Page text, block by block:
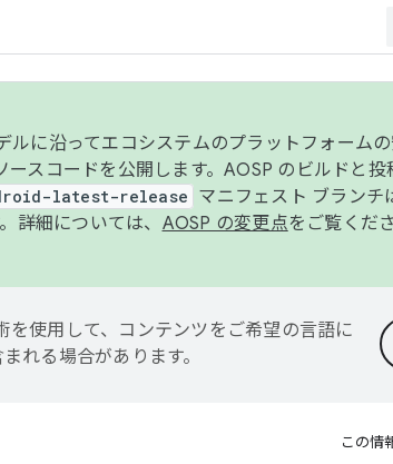
に沿ってエコシステムのプラットフォームの
スコードを公開します。AOSP のビルドと投
latest-release マニフェスト ブランチ
詳細については、 AOSP の変更点をご覧くだ
を使用して、コンテンツをご希望の言語に
れる場合があります。
この情